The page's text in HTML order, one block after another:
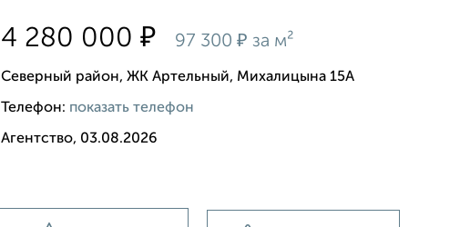
4 280 000₽ 97 300₽ за м²
Северный район, ЖК Артельный, Михалицына 15А
Телефон: показать телефон
Агентство, 03.08.2026